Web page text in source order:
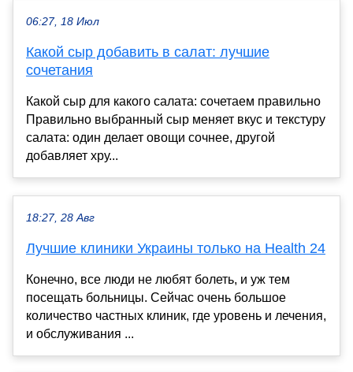
06:27, 18 Июл
Какой сыр добавить в салат: лучшие
сочетания
Какой сыр для какого салата: сочетаем правильно
Правильно выбранный сыр меняет вкус и текстуру
салата: один делает овощи сочнее, другой
добавляет хру...
18:27, 28 Авг
Лучшие клиники Украины только на Health 24
Конечно, все люди не любят болеть, и уж тем
посещать больницы. Сейчас очень большое
количество частных клиник, где уровень и лечения,
и обслуживания ...